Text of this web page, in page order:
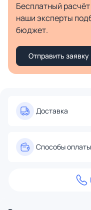
Бесплатный
наши эксперты
бюджет.
Отправить заявку
Доставка
Способы оплаты